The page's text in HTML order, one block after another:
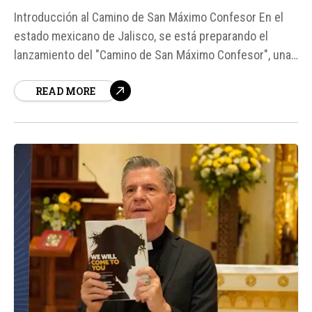
Introducción al Camino de San Máximo Confesor En el
estado mexicano de Jalisco, se está preparando el
lanzamiento del "Camino de San Máximo Confesor", una
municipios y concluirá en el monasterio dedicado a este
READ MORE